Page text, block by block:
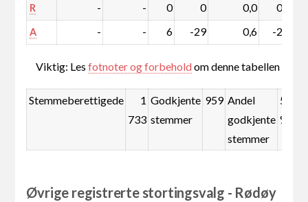
R - - 0 0 0,0 0,0
A - - 6 -29 0,6 -2,5
Viktig: Lesfotnoter og forbeholdom denne tabellen
Stemmeberettigede
1
733
Godkjente
stemmer
959 Andel
godkjente
stemmer
55,3
%
Øvrige registrerte stortingsvalg - Rødøy